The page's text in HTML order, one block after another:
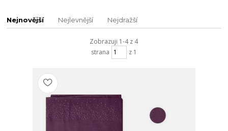
Nejnovější Nejlevnější Nejdražší
Zobrazuji 1-4 z 4
strana
z 1